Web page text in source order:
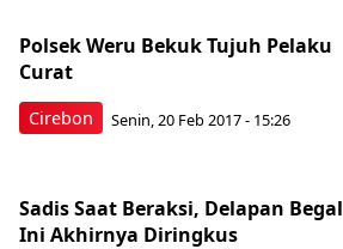
Cirebon
Polsek Weru Bekuk Tujuh Pelaku
Curat
Senin, 20 Feb 2017 - 15:26
Sadis Saat Beraksi, Delapan Begal
Ini Akhirnya Diringkus